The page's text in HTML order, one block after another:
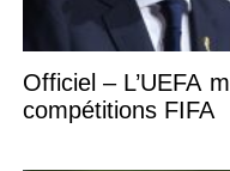
Officiel – L’UEFA
compétitions FIFA